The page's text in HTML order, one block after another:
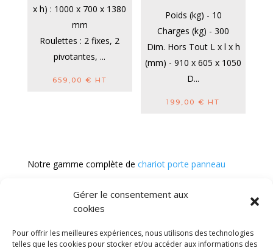
Gérer le consentement aux
cookies
Pour offrir les meilleures expériences, nous utilisons des technologies
telles que les cookies pour stocker et/ou accéder aux informations des
x h) : 1000 x 700 x 1380
mm
Roulettes : 2 fixes, 2
pivotantes, ...
659,00 € HT
Poids (kg) - 10
Charges (kg) - 300
Dim. Hors Tout L x l x h
(mm) - 910 x 605 x 1050
D...
199,00€ HT
Notre gamme complète de chariot porte panneau
Diable
Chariot manutention
CGV
Mentions légales